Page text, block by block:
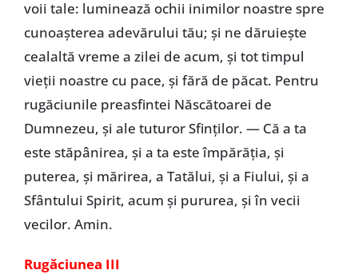
voii tale: luminează ochii inimilor noastre spre
cunoaşterea adevărului tău; şi ne dăruieşte
cealaltă vreme a zilei de acum, şi tot timpul
vieţii noastre cu pace, şi fără de păcat. Pentru
rugăciunile preasfintei Născătoarei de
Dumnezeu, şi ale tuturor Sfinţilor. — Că a ta
este stăpânirea, şi a ta este împărăţia, şi
puterea, şi mărirea, a Tatălui, şi a Fiului, şi a
Sfântului Spirit, acum şi pururea, şi în vecii
vecilor. Amin.
Rugăciunea III